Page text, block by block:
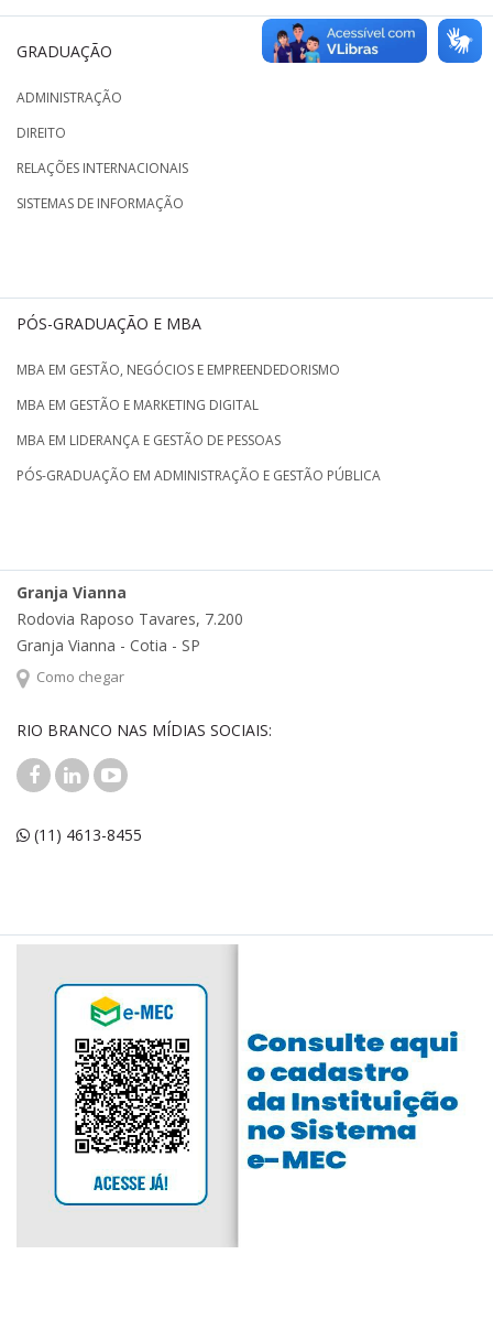
GRADUAÇÃO
ADMINISTRAÇÃO
DIREITO
RELAÇÕES INTERNACIONAIS
SISTEMAS DE INFORMAÇÃO
PÓS-GRADUAÇÃO E MBA
MBA EM GESTÃO, NEGÓCIOS E EMPREENDEDORISMO
MBA EM GESTÃO E MARKETING DIGITAL
MBA EM LIDERANÇA E GESTÃO DE PESSOAS
PÓS-GRADUAÇÃO EM ADMINISTRAÇÃO E GESTÃO PÚBLICA
Granja Vianna
Rodovia Raposo Tavares, 7.200
Granja Vianna - Cotia - SP
Como chegar
RIO BRANCO NAS MÍDIAS SOCIAIS:
(11) 4613-8455